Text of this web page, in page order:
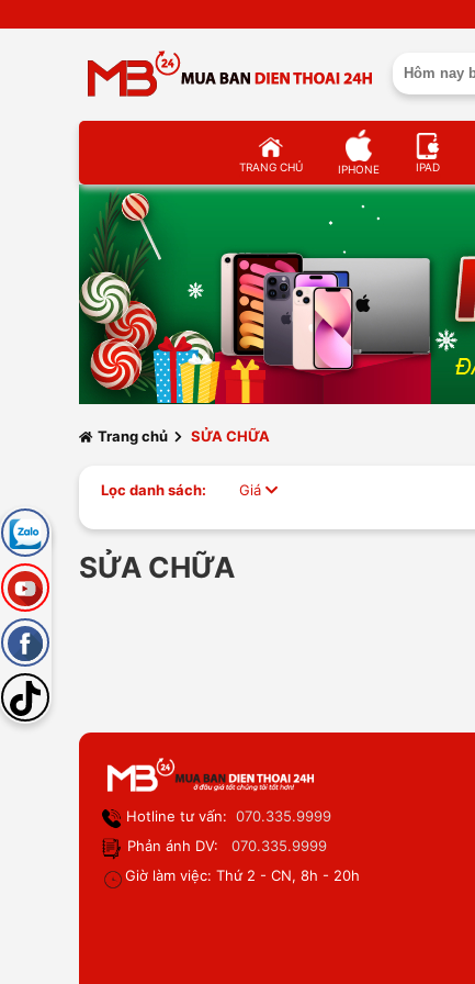
TRANG CHỦ IPHONE IPAD
Trang chủ SỬA CHỮA
Lọc danh sách: Giá
SỬA CHỮA
Hotline tư vấn: 070.335.9999
Phản ánh DV: 070.335.9999
Giờ làm việc: Thứ 2 - CN, 8h - 20h